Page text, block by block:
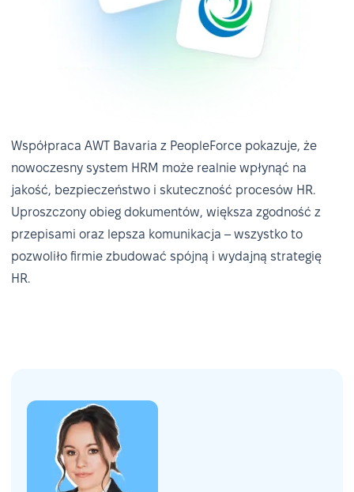
Współpraca AWT Bavaria z PeopleForce pokazuje, że
nowoczesny system HRM może realnie wpłynąć na
jakość, bezpieczeństwo i skuteczność procesów HR.
Uproszczony obieg dokumentów, większa zgodność z
przepisami oraz lepsza komunikacja – wszystko to
pozwoliło firmie zbudować spójną i wydajną strategię
HR.